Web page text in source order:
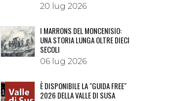
20 lug 2026
I MARRONS DEL MONCENISIO:
UNA STORIA LUNGA OLTRE DIECI
SECOLI
06 lug 2026
È DISPONIBILE LA "GUIDA FREE"
2026 DELLA VALLE DI SUSA